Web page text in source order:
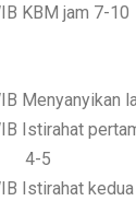
KBM jam 7-10
Menyanyikan
Istirahat
5
Istirahat kedua